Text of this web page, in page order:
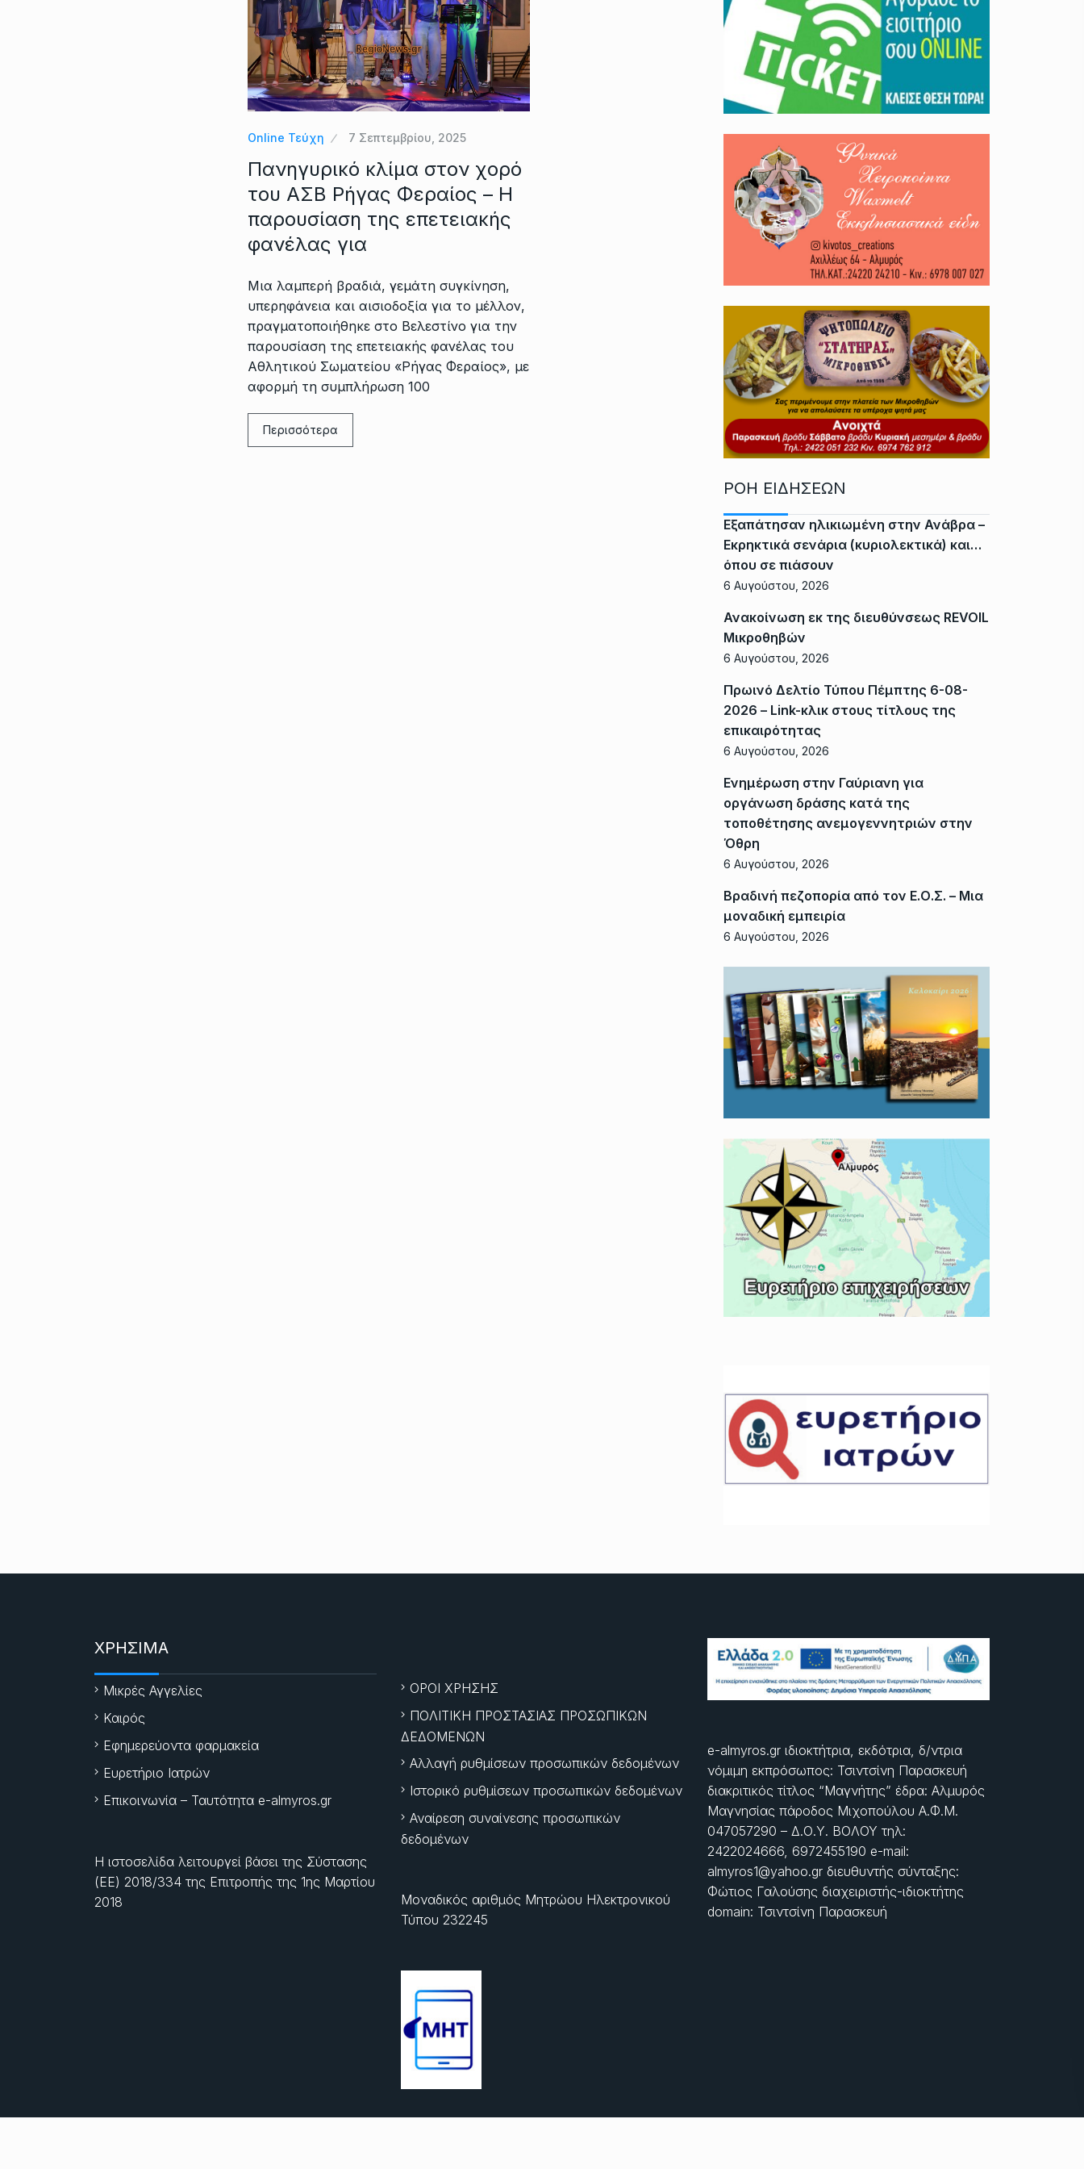
Online Τεύχη 7 Σεπτεμβρίου, 2025
Πανηγυρικό κλίμα στον χορό
του ΑΣΒ Ρήγας Φεραίος – Η
παρουσίαση της επετειακής
φανέλας για
Μια λαμπερή βραδιά, γεμάτη συγκίνηση,
υπερηφάνεια και αισιοδοξία για το μέλλον,
πραγματοποιήθηκε στο Βελεστίνο για την
παρουσίαση της επετειακής φανέλας του
Αθλητικού Σωματείου «Ρήγας Φεραίος», με
αφορμή τη συμπλήρωση 100
Περισσότερα
ΡΟΗ ΕΙΔΗΣΕΩΝ
Εξαπάτησαν ηλικιωμένη στην Ανάβρα –
Εκρηκτικά σενάρια (κυριολεκτικά) και…
όπου σε πιάσουν
6 Αυγούστου, 2026
Ανακοίνωση εκ της διευθύνσεως REVOIL
Μικροθηβών
6 Αυγούστου, 2026
Πρωινό Δελτίο Τύπου Πέμπτης 6-08-
2026 – Link-κλικ στους τίτλους της
επικαιρότητας
6 Αυγούστου, 2026
Ενημέρωση στην Γαύριανη για
οργάνωση δράσης κατά της
τοποθέτησης ανεμογεννητριών στην
Όθρη
6 Αυγούστου, 2026
Βραδινή πεζοπορία από τον Ε.Ο.Σ. – Μια
μοναδική εμπειρία
6 Αυγούστου, 2026
ΧΡΗΣΙΜΑ
Μικρές Αγγελίες
Καιρός
Εφημερεύοντα φαρμακεία
Ευρετήριο Ιατρών
Επικοινωνία – Ταυτότητα e-almyros.gr
Η ιστοσελίδα λειτουργεί βάσει της Σύστασης
(ΕΕ) 2018/334 της Επιτροπής της 1ης Μαρτίου
2018
ΟΡΟΙ ΧΡΗΣΗΣ
ΠΟΛΙΤΙΚΗ ΠΡΟΣΤΑΣΙΑΣ ΠΡΟΣΩΠΙΚΩΝ
ΔΕΔΟΜΕΝΩΝ
Αλλαγή ρυθμίσεων προσωπικών δεδομένων
Ιστορικό ρυθμίσεων προσωπικών δεδομένων
Αναίρεση συναίνεσης προσωπικών
δεδομένων
Μοναδικός αριθμός Μητρώου Ηλεκτρονικού
Τύπου 232245
e-almyros.gr ιδιοκτήτρια, εκδότρια, δ/ντρια
νόμιμη εκπρόσωπος: Τσιντσίνη Παρασκευή
διακριτικός τίτλος “Μαγνήτης” έδρα: Αλμυρός
Μαγνησίας πάροδος Μιχοπούλου Α.Φ.Μ.
047057290 – Δ.Ο.Υ. ΒΟΛΟΥ τηλ:
2422024666, 6972455190 e-mail:
almyros1@yahoo.gr διευθυντής σύνταξης:
Φώτιος Γαλούσης διαχειριστής-ιδιοκτήτης
domain: Τσιντσίνη Παρασκευή